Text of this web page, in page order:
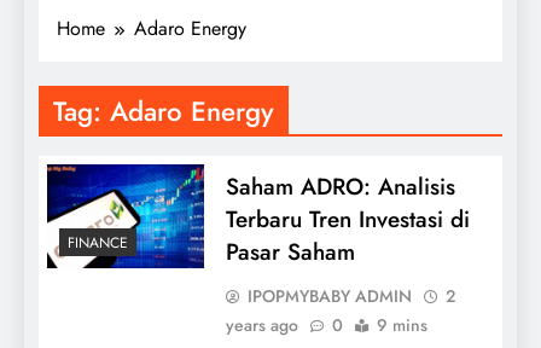
Home Adaro Energy
Tag: Adaro Energy
FINANCE
Saham ADRO: Analisis
Terbaru Tren Investasi di
Pasar Saham
IPOPMYBABY ADMIN
2
years ago
0 9 mins